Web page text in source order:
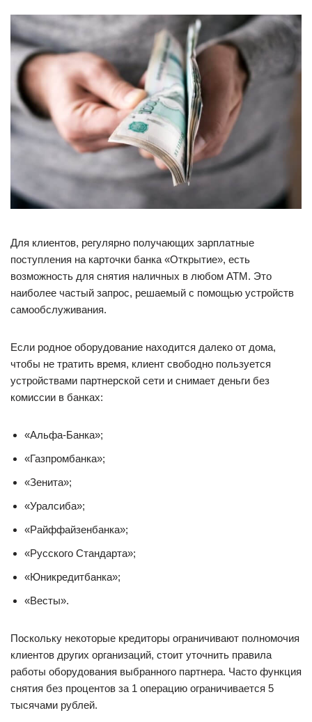
Для клиентов, регулярно получающих зарплатные
поступления на карточки банка «Открытие», есть
возможность для снятия наличных в любом АТМ. Это
наиболее частый запрос, решаемый с помощью устройств
самообслуживания.
Если родное оборудование находится далеко от дома,
чтобы не тратить время, клиент свободно пользуется
устройствами партнерской сети и снимает деньги без
комиссии в банках:
«Альфа-Банка»;
«Газпромбанка»;
«Зенита»;
«Уралсиба»;
«Райффайзенбанка»;
«Русского Стандарта»;
«Юникредитбанка»;
«Весты».
Поскольку некоторые кредиторы ограничивают полномочия
клиентов других организаций, стоит уточнить правила
работы оборудования выбранного партнера. Часто функция
снятия без процентов за 1 операцию ограничивается 5
тысячами рублей.